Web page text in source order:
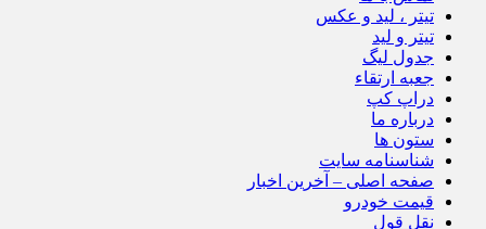
تیتر ، لید و عکس
تیتر و لید
جدول لیگ
جعبه ارتقاء
دراپ کپ
درباره ما
ستون ها
شناسنامه سایت
صفحه اصلی – آخرین اخبار
قیمت خودرو
نقل قول